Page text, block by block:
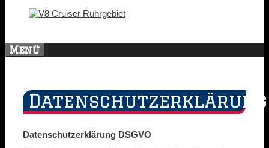
Menü
Datenschutzerklärung
Datenschutzerklärung DSGVO